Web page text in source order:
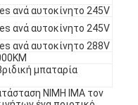
ανά αυτοκίνητο 245V
ανά αυτοκίνητο 245V
ανά αυτοκίνητο 288V
μπαταρία
NIMH IMA τον